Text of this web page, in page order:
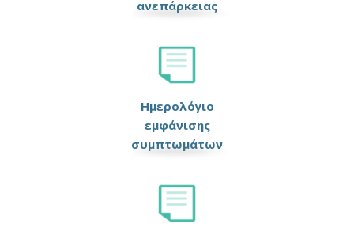
ανεπάρκειας
Ημερολόγιο
εμφάνισης
συμπτωμάτων